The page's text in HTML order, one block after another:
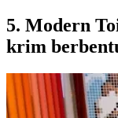
5. Modern
krim